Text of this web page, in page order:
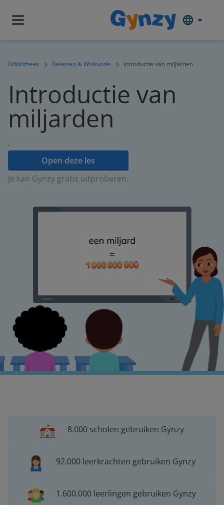
Bibliotheek Rekenen & Wiskunde Introductie van miljarden
Introductie van
miljarden
-
Open deze les
Je kan Gynzy gratis uitproberen.
8.000 scholen gebruiken Gynzy
92.000 leerkrachten gebruiken Gynzy
1.600.000 leerlingen gebruiken Gynzy